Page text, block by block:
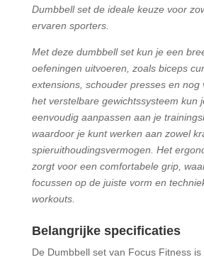
Dumbbell set de ideale keuze voor
ervaren sporters.
Met deze dumbbell set kun je een
oefeningen uitvoeren, zoals biceps
extensions, schouder presses en nog
het verstelbare gewichtssysteem kun
eenvoudig aanpassen aan je
waardoor je kunt werken aan zowel
spieruithoudingsvermogen. Het
zorgt voor een comfortabele grip,
focussen op de juiste vorm en
workouts.
Belangrijke specificaties
De Dumbbell set van Focus Fitness